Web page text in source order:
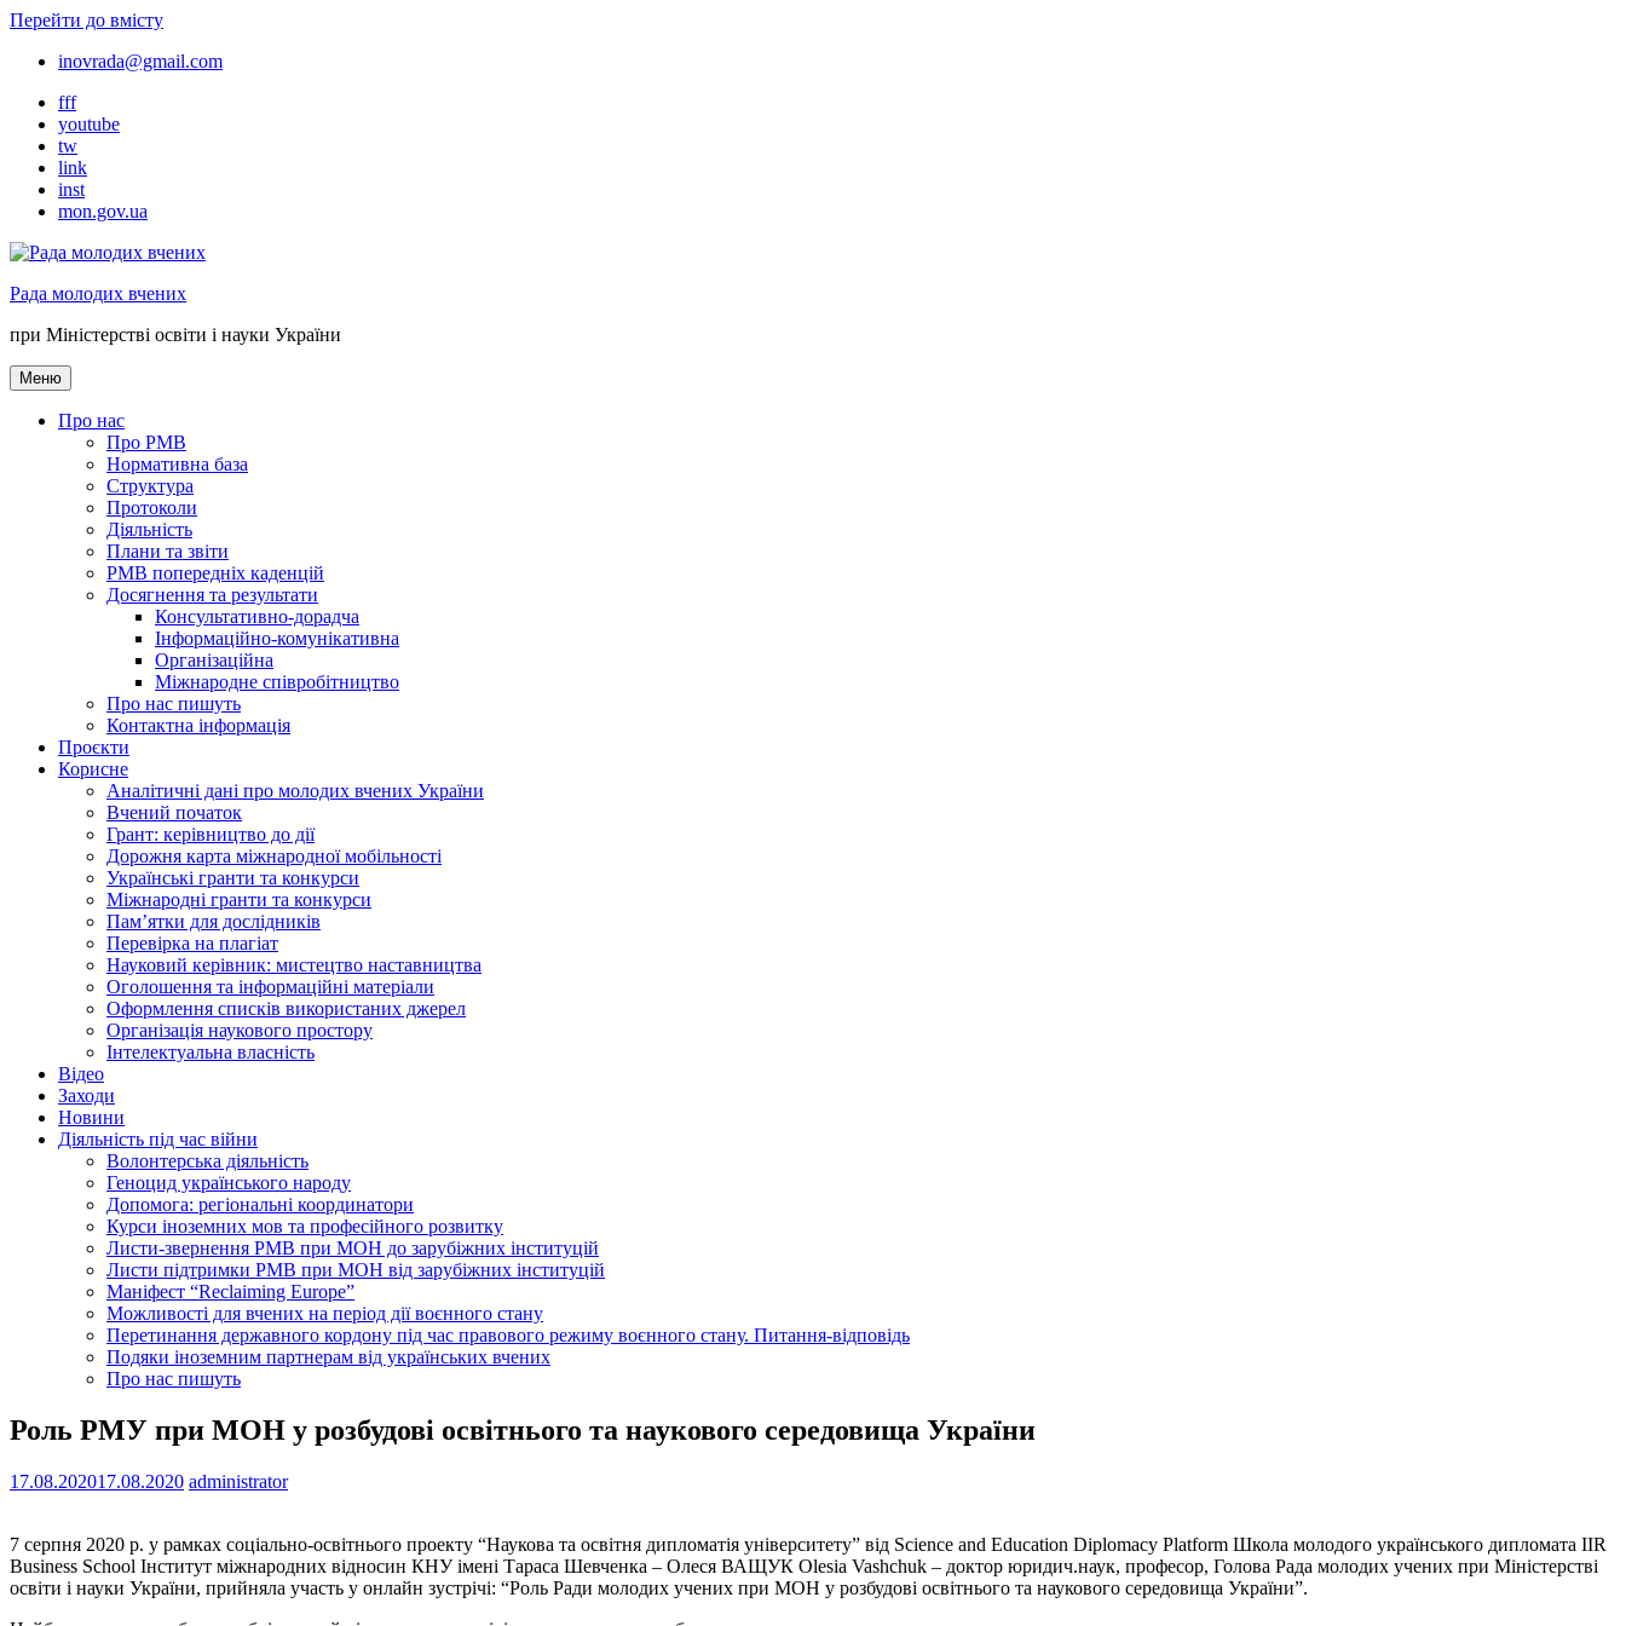
Перейти до вмісту
inovrada@gmail.com
fff
youtube
tw
link
inst
mon.gov.ua
Рада молодих вчених
при Міністерстві освіти і науки України
Меню
Про нас
Про РМВ
Нормативна база
Cтруктура
Протоколи
Діяльність
Плани та звіти
РМВ попередніх каденцій
Досягнення та результати
Консультативно-дорадча
Інформаційно-комунікативна
Організаційна
Міжнародне співробітництво
Про нас пишуть
Контактна інформація
Проєкти
Корисне
Аналітичні дані про молодих вчених України
Вчений початок
Грант: керівництво до дії
Дорожня карта міжнародної мобільності
Українські гранти та конкурси
Міжнародні гранти та конкурси
Памʼятки для дослідників
Перевірка на плагіат
Науковий керівник: мистецтво наставництва
Оголошення та інформаційні матеріали
Оформлення списків використаних джерел
Організація наукового простору
Інтелектуальна власність
Відео
Заходи
Новини
Діяльність під час війни
Волонтерська діяльність
Геноцид українського народу
Допомога: регіональні координатори
Курси іноземних мов та професійного розвитку
Листи-звернення РМВ при МОН до зарубіжних інституцій
Листи підтримки РМВ при МОН від зарубіжних інституцій
Маніфест “Reclaiming Europe”
Можливості для вчених на період дії воєнного стану
Перетинання державного кордону під час правового режиму воєнного стану. Питання-відповідь
Подяки іноземним партнерам від українських вчених
Про нас пишуть
Роль РМУ при МОН у розбудові освітнього та наукового середовища України
17.08.202017.08.2020 administrator
7 серпня 2020 р. у рамках соціально-освітнього проекту “Наукова та освітня дипломатія університету” від Science and Education Diplomacy Platform Школа молодого українського дипломата IIR
Business School Інститут міжнародних відносин КНУ імені Тараса Шевченка – Олеся ВАЩУК Olesia Vashchuk – доктор юридич.наук, професор, Голова Рада молодих учених при Міністерстві
освіти і науки України, прийняла участь у онлайн зустрічі: “Роль Ради молодих учених при МОН у розбудові освітнього та наукового середовища України”.